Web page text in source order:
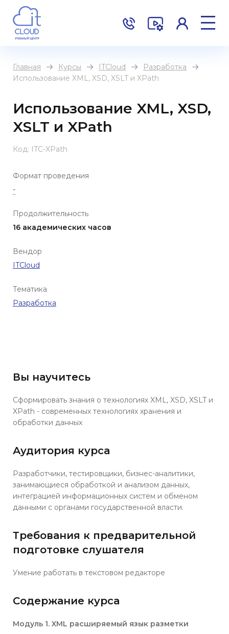
Главная Курсы ITCloud
Разработка
Использование XML, XSD, XSLT и XPath
Использование XML, XSD,
XSLT и XPath
Код: ITC-XPath
Формат проведения
-
Продолжительность
16 академических часов
Вендор
ITCloud
Тематика
Разработка
Вы научитесь
Сформировать знания о технологиях XML, XSD, XSLT и
XPath - современных технологиях хранения и
обработки данных
Аудитория курса
Разработчики, тестировщики, бизнес-аналитики,
занимающиеся обработкой и анализом данных,
интеграцией информационных систем и обменом
данными с органами государственной власти.
Требования к предварительной
подготовке слушателя
Умение работать в текстовом редакторе
Содержание курса
Модуль 1. XML расширяемый язык разметки